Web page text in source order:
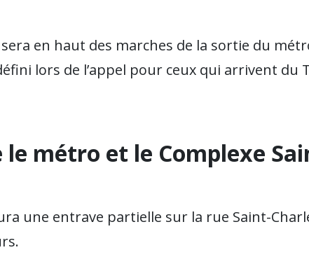
en haut des marches de la sortie du
lors de l’appel pour ceux qui arrivent du
métro et le Complexe
une entrave partielle sur la rue Saint-